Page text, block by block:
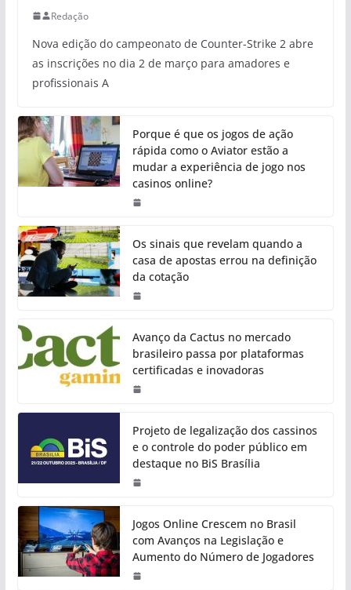
Redação
Nova edição do campeonato de Counter-Strike 2 abre
as inscrições no dia 2 de março para amadores e
profissionais A
Porque é que os jogos de ação
rápida como o Aviator estão a
mudar a experiência de jogo nos
casinos online?
Os sinais que revelam quando a
casa de apostas errou na definição
da cotação
Avanço da Cactus no mercado
brasileiro passa por plataformas
certificadas e inovadoras
Projeto de legalização dos cassinos
e o controle do poder público em
destaque no BiS Brasília
Jogos Online Crescem no Brasil
com Avanços na Legislação e
Aumento do Número de Jogadores